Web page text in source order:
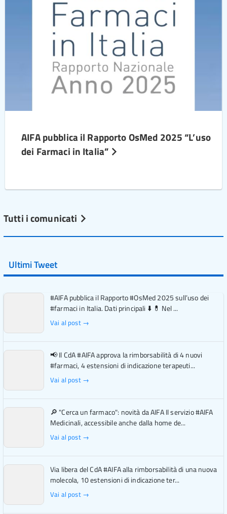
AIFA pubblica il Rapporto OsMed 2025 “L’uso
dei Farmaci in Italia”
Tutti i comunicati
Ultimi Tweet
#AIFA pubblica il Rapporto #OsMed 2025 sull’uso dei
#farmaci in Italia. Dati principali ⬇️ 💊 Nel ...
Vai al post →
📢 Il CdA #AIFA approva la rimborsabilità di 4 nuovi
#farmaci, 4 estensioni di indicazione terapeuti...
Vai al post →
🔎 "Cerca un farmaco": novità da AIFA Il servizio #AIFA
Medicinali, accessibile anche dalla home de...
Vai al post →
Via libera del CdA #AIFA alla rimborsabilità di una nuova
molecola, 10 estensioni di indicazione ter...
Vai al post →